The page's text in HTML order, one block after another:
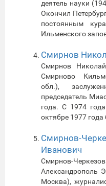
деятель науки
Окончил
постоянным
Ильменского
Смирнов
Смирнов
Смирново
обл.),
председатель
года. С 1974
октябре 1977
Смирнов-
Иванович
Смирнов-
Александрополь
Москва),